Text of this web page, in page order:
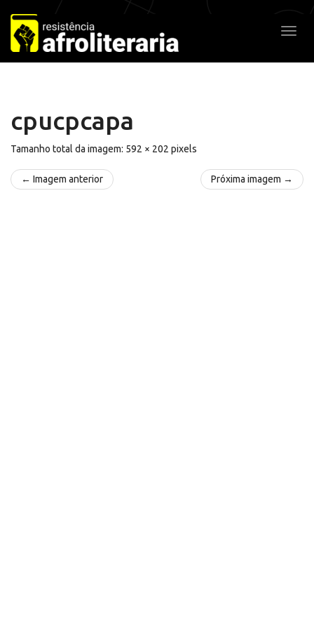
Pular
para
o
conteúdo
cpucpcapa
Tamanho total da imagem: 592 × 202 pixels
← Imagem anterior Próxima imagem →